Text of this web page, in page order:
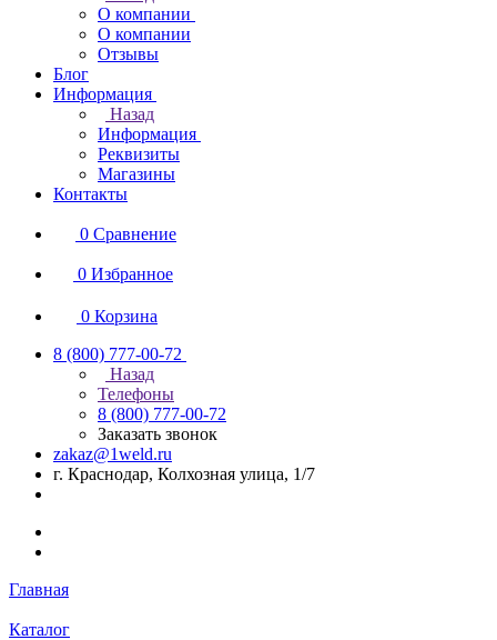
О компании
О компании
Отзывы
Блог
Информация
Назад
Информация
Реквизиты
Магазины
Контакты
0 Сравнение
0 Избранное
0 Корзина
8 (800) 777-00-72
Назад
Телефоны
8 (800) 777-00-72
Заказать звонок
zakaz@1weld.ru
г. Краснодар, Колхозная улица, 1/7
Главная
Каталог